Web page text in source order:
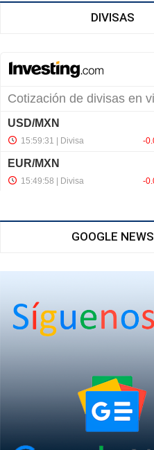
DIVISAS
GOOGLE NEWS